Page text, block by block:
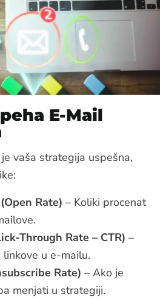
E-Mail
vaša strategija uspešna,
Rate) – Koliki procenat
Through Rate – CTR) –
u e-mailu.
Rate) – Ako je
menjati u strategiji.